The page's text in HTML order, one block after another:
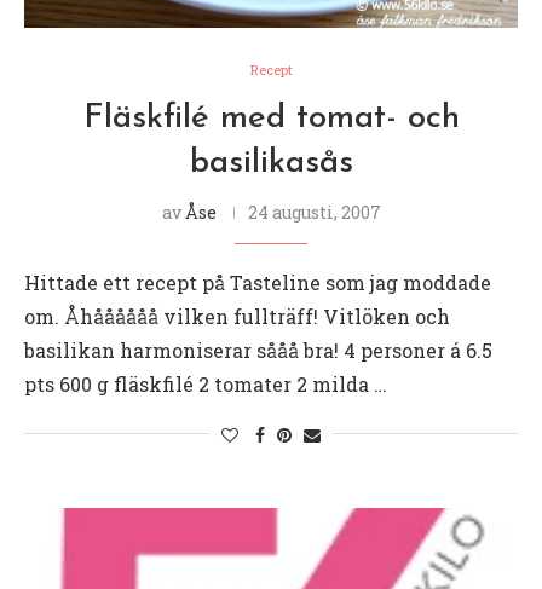
Recept
Fläskfilé med tomat- och
basilikasås
av Åse 24 augusti, 2007
Hittade ett recept på Tasteline som jag moddade
om. Åhåååååå vilken fullträff! Vitlöken och
basilikan harmoniserar sååå bra! 4 personer á 6.5
pts 600 g fläskfilé 2 tomater 2 milda …